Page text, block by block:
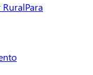
RuralPara